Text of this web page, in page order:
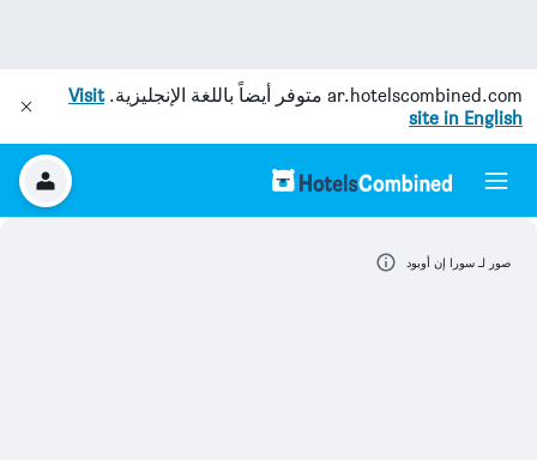
ar.hotelscombined.com متوفر أيضاً باللغة الإنجليزية.Visit
site in English
صور لـ سورا إن أوبود